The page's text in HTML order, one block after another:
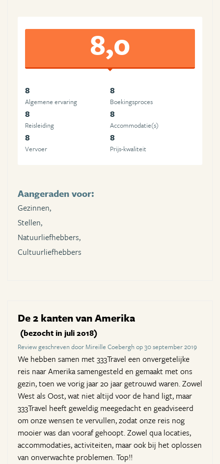
8,0
8
Algemene ervaring
8
Boekingsproces
8
Reisleiding
8
Accommodatie(s)
8
Vervoer
8
Prijs-kwaliteit
Aangeraden voor:
Gezinnen,
Stellen,
Natuurliefhebbers,
Cultuurliefhebbers
De 2 kanten van Amerika
(bezocht in juli 2018)
Review geschreven door Mireille Coebergh op 30 september 2019
We hebben samen met 333Travel een onvergetelijke
reis naar Amerika samengesteld en gemaakt met ons
gezin, toen we vorig jaar 20 jaar getrouwd waren. Zowel
West als Oost, wat niet altijd voor de hand ligt, maar
333Travel heeft geweldig meegedacht en geadviseerd
om onze wensen te vervullen, zodat onze reis nog
mooier was dan vooraf gehoopt. Zowel qua locaties,
accommodaties, activiteiten, maar ook bij het oplossen
van onverwachte problemen. Top!!